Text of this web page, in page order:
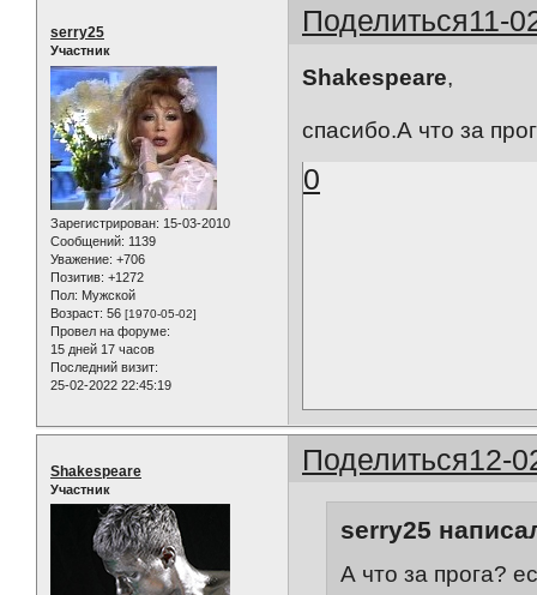
Поделиться11-
serry25
Участник
Зарегистрирован: 15-03-2010
Сообщений: 1139
Уважение: +706
Позитив: +1272
Пол: Мужской
Возраст: 56 [1970-05-02]
Провел на форуме:
15 дней 17 часов
Последний визит:
25-02-2022 22:45:19
Shakespeare,
спасибо.А что за
0
Поделиться12-
Shakespeare
Участник
serry25
А что за прога?